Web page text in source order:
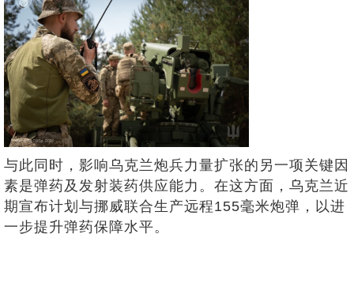
与此同时，影响乌克兰炮兵力量扩张的另一项关键因
素是弹药及发射装药供应能力。在这方面，乌克兰近
期宣布计划与挪威联合生产远程155毫米炮弹，以进
一步提升弹药保障水平。